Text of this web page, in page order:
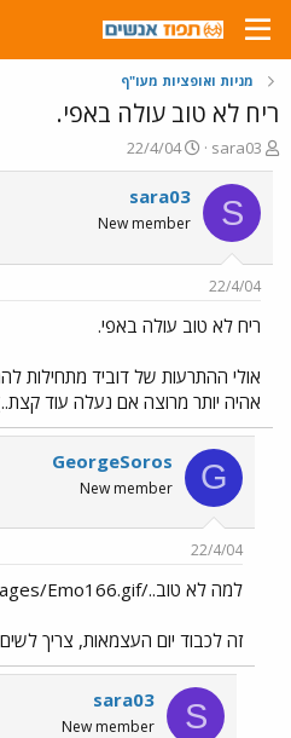
מניות ואופציות מעו"ף
ריח לא טוב עולה באפי.
פ
ו
ת
ח
ה
ש
א
sara03
פ
ו
ר
ם
ר
22/4/04
S
sara03
New member
22/4/04
ריח לא טוב עולה באפי.
אולי ההתרעות של דוביד מתחילות
אהיה יותר מרוצה אם נעלה עוד
G
GeorgeSoros
New member
22/4/04
למה לא טוב../images/Emo166.gif
זה לכבוד יום העצמאות, צריך
S
sara03
New member